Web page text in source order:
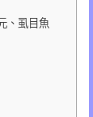
、虱目魚